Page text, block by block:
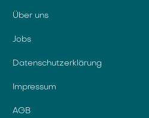
Über uns
Jobs
Datenschutzerklärung
Impressum
AGB